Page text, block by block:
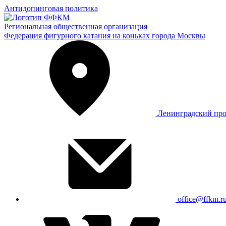
Антидопинговая политика
Региональная общественная организация
Федерация фигурного катания на коньках города Москвы
Ленинградский
office@ffkm.ru